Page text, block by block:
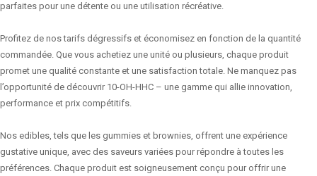
parfaites pour une détente ou une utilisation récréative.
Profitez de nos tarifs dégressifs et économisez en fonction de la quantité
commandée. Que vous achetiez une unité ou plusieurs, chaque produit
promet une qualité constante et une satisfaction totale. Ne manquez pas
l’opportunité de découvrir 10-OH-HHC – une gamme qui allie innovation,
performance et prix compétitifs.
Nos edibles, tels que les gummies et brownies, offrent une expérience
gustative unique, avec des saveurs variées pour répondre à toutes les
préférences. Chaque produit est soigneusement conçu pour offrir une